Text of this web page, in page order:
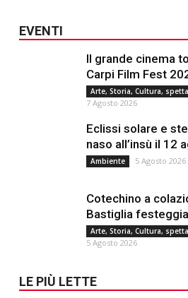
EVENTI
Il grande cinema
Carpi Film Fest
Arte, Storia, Cultura,
7 Agosto 2026
Eclissi solare e
naso all’insù il 12
Ambiente 5 Agosto 2026
Cotechino a
Bastiglia
Arte, Storia, Cultura,
5 Agosto 2026
LE PIÙ LETTE